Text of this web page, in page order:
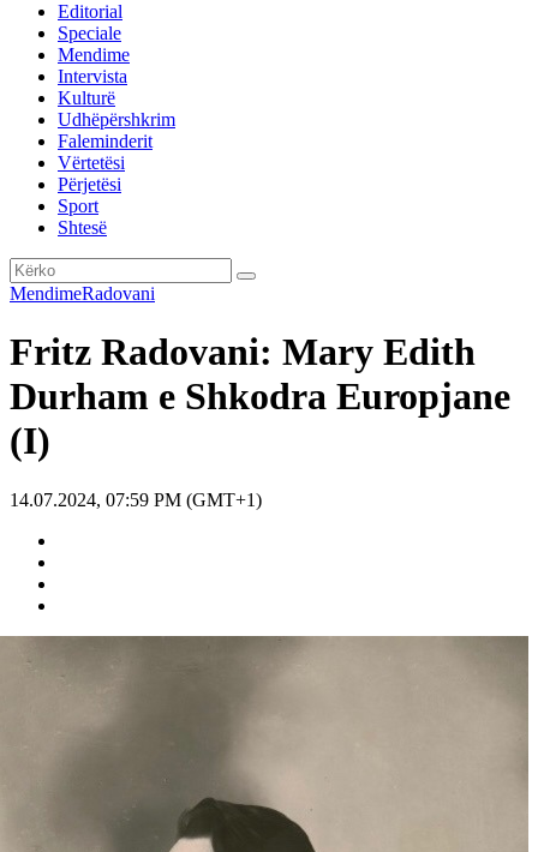
Editorial
Speciale
Mendime
Intervista
Kulturë
Udhëpërshkrim
Faleminderit
Vërtetësi
Përjetësi
Sport
Shtesë
MendimeRadovani
Fritz Radovani: Mary Edith
Durham e Shkodra Europjane
(I)
14.07.2024, 07:59 PM (GMT+1)